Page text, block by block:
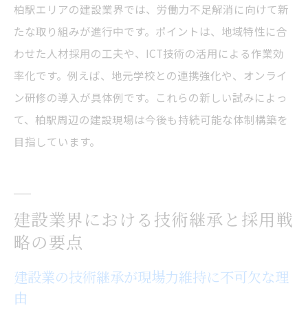
柏駅エリアの建設業界では、労働力不足解消に向けて新
たな取り組みが進行中です。ポイントは、地域特性に合
わせた人材採用の工夫や、ICT技術の活用による作業効
率化です。例えば、地元学校との連携強化や、オンライ
ン研修の導入が具体例です。これらの新しい試みによっ
て、柏駅周辺の建設現場は今後も持続可能な体制構築を
目指しています。
建設業界における技術継承と採用戦
略の要点
建設業の技術継承が現場力維持に不可欠な理
由